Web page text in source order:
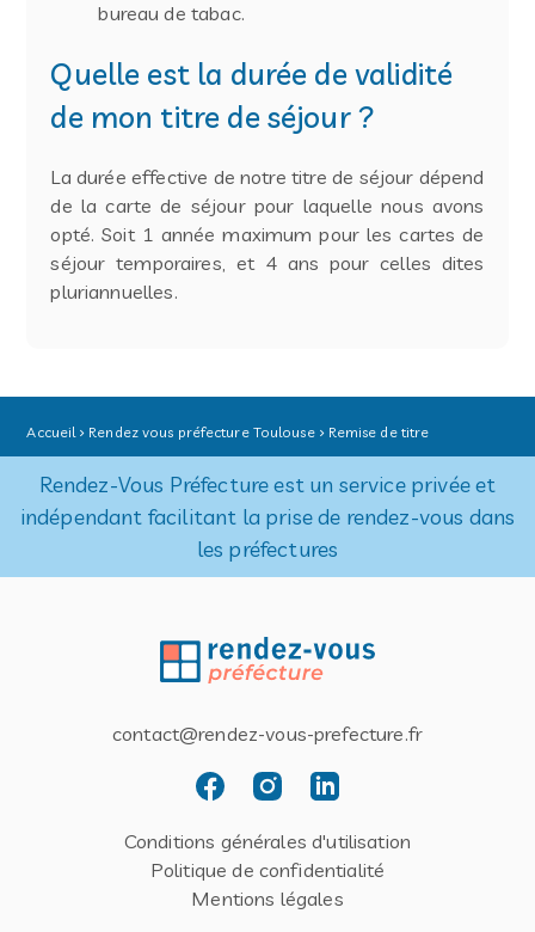
Accueil Rendez vous préfecture Toulouse Remise de titre
bureau de tabac.
Quelle est la durée de validité
de mon titre de séjour ?
La durée effective de notre titre de séjour dépend
de la carte de séjour pour laquelle nous avons
opté. Soit 1 année maximum pour les cartes de
séjour temporaires, et 4 ans pour celles dites
pluriannuelles.
Rendez-Vous Préfecture est un service privée et
indépendant facilitant la prise de rendez-vous dans
les préfectures
contact@rendez-vous-prefecture.fr
Conditions générales d'utilisation
Politique de confidentialité
Mentions légales